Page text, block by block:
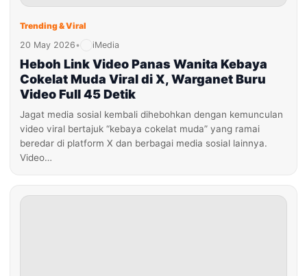
Trending & Viral
20 May 2026• iMedia
Heboh Link Video Panas Wanita Kebaya
Cokelat Muda Viral di X, Warganet Buru
Video Full 45 Detik
Jagat media sosial kembali dihebohkan dengan kemunculan
video viral bertajuk “kebaya cokelat muda” yang ramai
beredar di platform X dan berbagai media sosial lainnya.
Video…